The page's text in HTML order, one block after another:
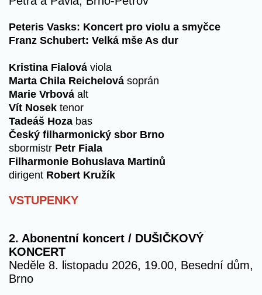
Peteris Vasks: Koncert pro violu a smyčce
Franz Schubert: Velká mše As dur
Kristina Fialová viola
Marta Chila Reichelová soprán
Marie Vrbová alt
Vít Nosek tenor
Tadeáš Hoza bas
Český filharmonický sbor Brno
sbormistr Petr Fiala
Filharmonie Bohuslava Martinů
dirigent Robert Kružík
VSTUPENKY
2. Abonentní koncert / DUŠIČKOVÝ
KONCERT
Neděle 8. listopadu 2026, 19.00, Besední dům,
Brno